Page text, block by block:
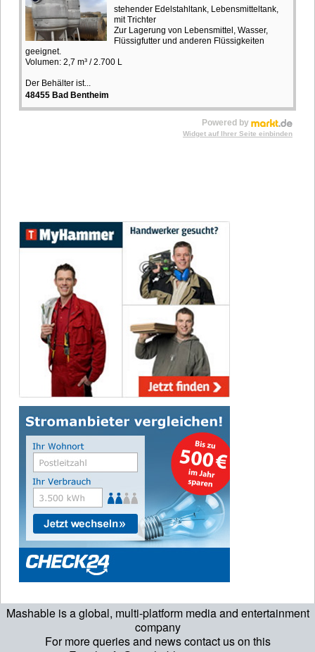
Mashable is a global, multi-platform media and entertainment
company
For more queries and news contact us on this
stehender Edelstahltank, Lebensmitteltank,
mit Trichter
Zur Lagerung von Lebensmittel, Wasser,
Flüssigfutter und anderen Flüssigkeiten
geeignet.
Volumen: 2,7 m³ / 2.700 L
Der Behälter ist...
48455 Bad Bentheim
Powered by
Widget auf Ihrer Seite einbinden